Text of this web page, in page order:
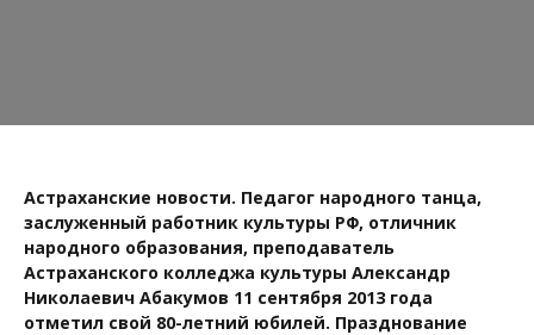
Астраханские новости. Педагог народного танца,
заслуженный работник культуры РФ, отличник
народного образования, преподаватель
Астраханского колледжа культуры Александр
Николаевич Абакумов 11 сентября 2013 года
отметил свой 80-летний юбилей. Празднование